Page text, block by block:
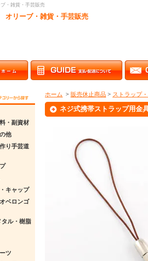
・雑貨・手芸販売
オリーブ・雑貨・手芸販売
・副資材
他
り手芸道
キャップ
ベロンゴ
ル・樹脂
ツ
ホーム > 販売休止商品 > ストラップ
ネジ式携帯ストラップ用